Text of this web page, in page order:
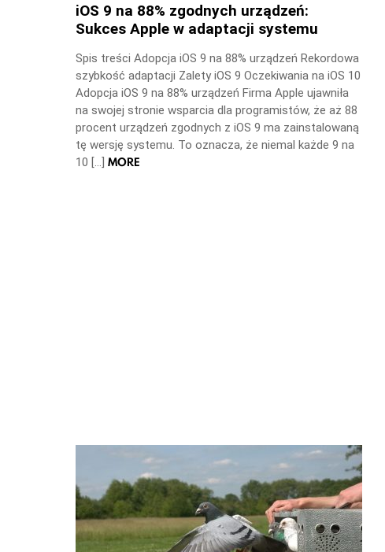
iOS 9 na 88% zgodnych urządzeń:
Sukces Apple w adaptacji systemu
Spis treści Adopcja iOS 9 na 88% urządzeń Rekordowa
szybkość adaptacji Zalety iOS 9 Oczekiwania na iOS 10
Adopcja iOS 9 na 88% urządzeń Firma Apple ujawniła
na swojej stronie wsparcia dla programistów, że aż 88
procent urządzeń zgodnych z iOS 9 ma zainstalowaną
tę wersję systemu. To oznacza, że niemal każde 9 na
10 […] MORE